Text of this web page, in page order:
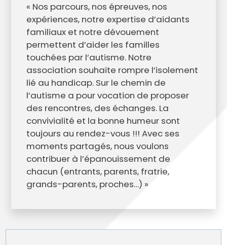
« Nos parcours, nos épreuves, nos
expériences, notre expertise d’aidants
familiaux et notre dévouement
permettent d’aider les familles
touchées par l’autisme. Notre
association souhaite rompre l’isolement
lié au handicap. Sur le chemin de
l’autisme a pour vocation de proposer
des rencontres, des échanges. La
convivialité et la bonne humeur sont
toujours au rendez-vous !!! Avec ses
moments partagés, nous voulons
contribuer à l’épanouissement de
chacun (entrants, parents, fratrie,
grands-parents, proches…) »